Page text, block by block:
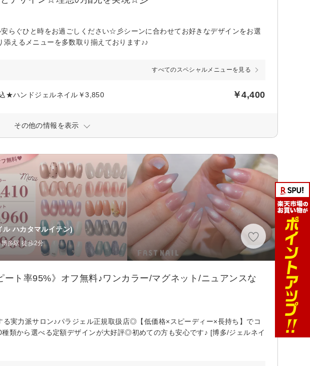
らぐひと時をお過ごしください☆彡シーンに合わせてお好きなデザインをお選
えるメニューを多数取り揃えております♪♪
すべてのスペシャルメニューを見る
★ハンドジェルネイル￥3,850 ￥4,400
その他の情報を表示
ル ハカタマルイテン)
博多駅 徒歩2分
ート率95%》オフ無料♪ワンカラー/マグネット/ニュアンスな
る実力派サロン♪パラジェル正規取扱店◎【低価格×スピーディー×長持ち】でコ
類から選べる定額デザインが大好評◎初めての方も安心です♪ [博多/ジェルネイ